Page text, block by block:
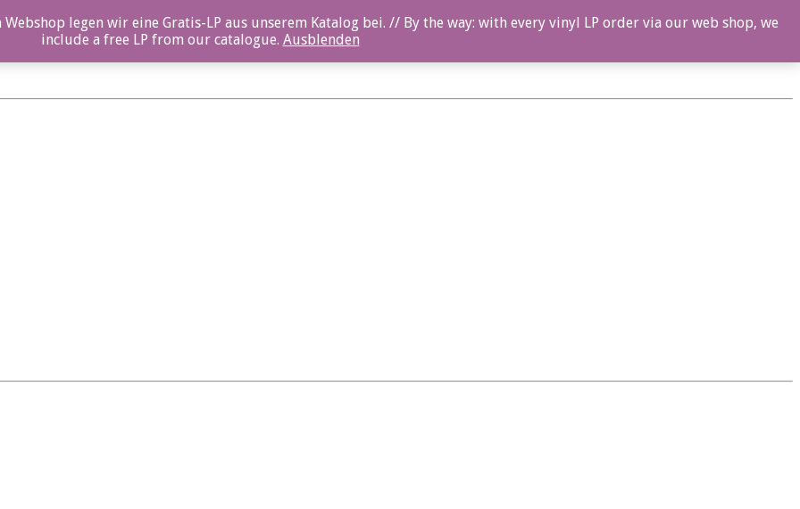
legen wir eine Gratis-LP aus unserem Katalog bei. // By the way: with every vinyl LP order via our web shop, we
include a free LP from our catalogue. Ausblenden